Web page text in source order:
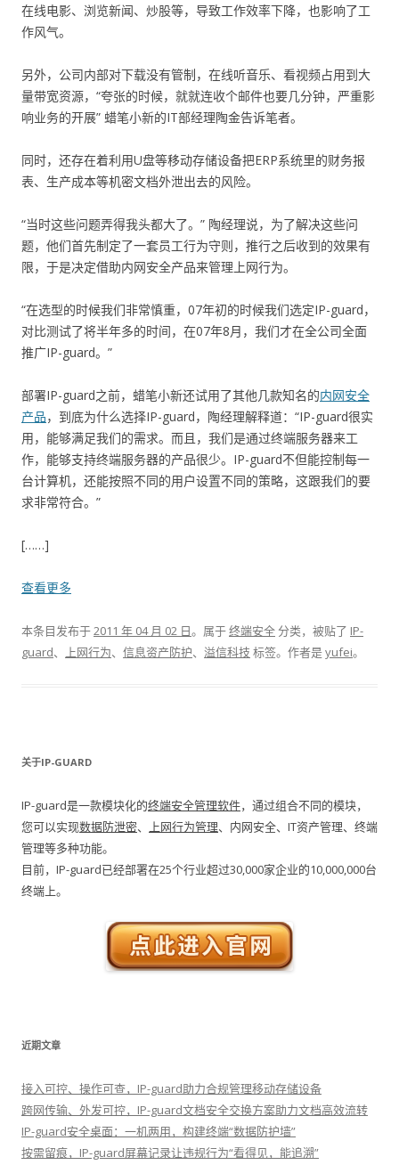
在线电影、浏览新闻、炒股等，导致工作效率下降，也影响了工
作风气。
另外，公司内部对下载没有管制，在线听音乐、看视频占用到大
量带宽资源，“夸张的时候，就就连收个邮件也要几分钟，严重影
响业务的开展” 蜡笔小新的IT部经理陶金告诉笔者。
同时，还存在着利用U盘等移动存储设备把ERP系统里的财务报
表、生产成本等机密文档外泄出去的风险。
“当时这些问题弄得我头都大了。” 陶经理说，为了解决这些问
题，他们首先制定了一套员工行为守则，推行之后收到的效果有
限，于是决定借助内网安全产品来管理上网行为。
“在选型的时候我们非常慎重，07年初的时候我们选定IP-guard，
对比测试了将半年多的时间，在07年8月，我们才在全公司全面
推广IP-guard。”
部署IP-guard之前，蜡笔小新还试用了其他几款知名的内网安全
产品，到底为什么选择IP-guard，陶经理解释道：“IP-guard很实
用，能够满足我们的需求。而且，我们是通过终端服务器来工
作，能够支持终端服务器的产品很少。IP-guard不但能控制每一
台计算机，还能按照不同的用户设置不同的策略，这跟我们的要
求非常符合。”
[……]
查看更多
本条目发布于2011 年 04 月 02 日。属于终端安全分类，被贴了 IP-
guard、 上网行为、 信息资产防护、 溢信科技 标签。 作者是yufei。
关于IP-GUARD
IP-guard是一款模块化的终端安全管理软件，通过组合不同的模块，
您可以实现数据防泄密、 上网行为管理、内网安全、IT资产管理、终端
管理等多种功能。
目前，IP-guard已经部署在25个行业超过30,000家企业的10,000,000台
终端上。
近期文章
接入可控、操作可查，IP-guard助力合规管理移动存储设备
跨网传输、外发可控，IP-guard文档安全交换方案助力文档高效流转
IP-guard安全桌面：一机两用，构建终端“数据防护墙”
按需留痕，IP-guard屏幕记录让违规行为“看得见，能追溯”